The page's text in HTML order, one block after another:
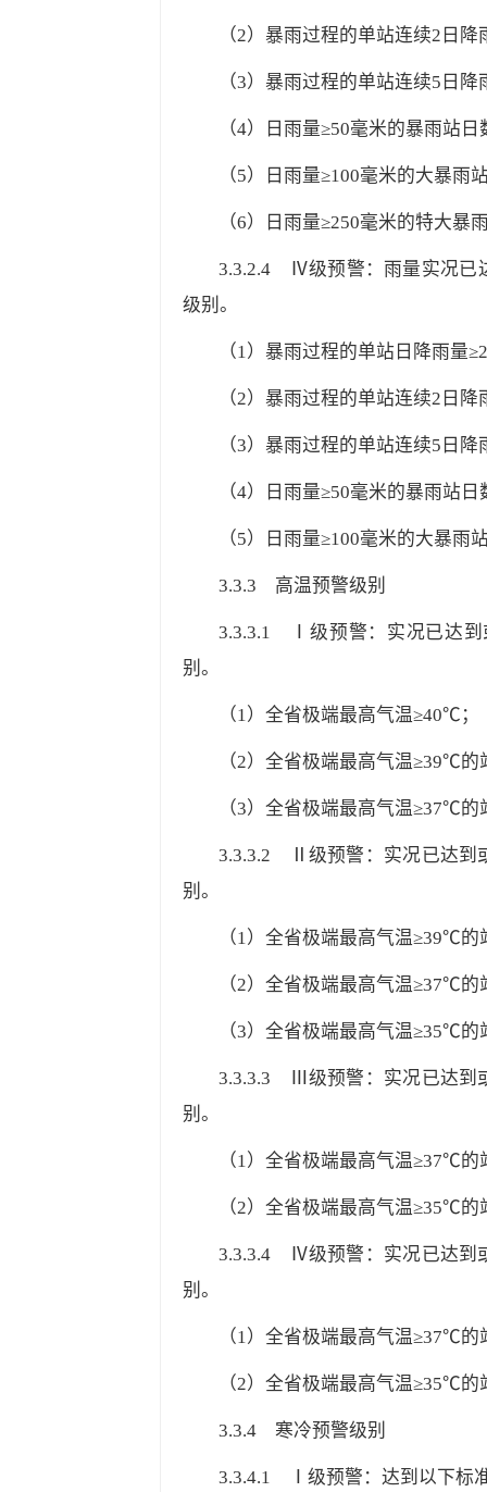
（2）暴雨过程的单站连续2日
（3）暴雨过程的单站连续5日
（4）日雨量≥50毫米的暴雨站日
（5）日雨量≥100毫米的大暴雨
（6）日雨量≥250毫米的特大暴
3.3.2.4 Ⅳ级预警：雨量实况已
级别。
（1）暴雨过程的单站日降雨量
（2）暴雨过程的单站连续2日
（3）暴雨过程的单站连续5日
（4）日雨量≥50毫米的暴雨站日
（5）日雨量≥100毫米的大暴雨
3.3.3 高温预警级别
3.3.3.1 Ⅰ级预警：实况已达到
别。
（1）全省极端最高气温≥40℃；
（2）全省极端最高气温≥39℃的
（3）全省极端最高气温≥37℃的
3.3.3.2 Ⅱ级预警：实况已达到
别。
（1）全省极端最高气温≥39℃的
（2）全省极端最高气温≥37℃的
（3）全省极端最高气温≥35℃的
3.3.3.3 Ⅲ级预警：实况已达到
别。
（1）全省极端最高气温≥37℃的
（2）全省极端最高气温≥35℃的
3.3.3.4 Ⅳ级预警：实况已达到
别。
（1）全省极端最高气温≥37℃的
（2）全省极端最高气温≥35℃的
3.3.4 寒冷预警级别
3.3.4.1 Ⅰ级预警：达到以下标